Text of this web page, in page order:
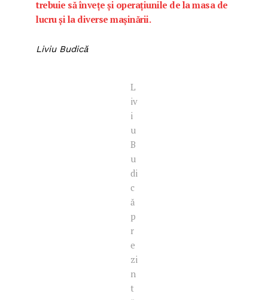
trebuie să înveţe şi operaţiunile de la masa de
lucru şi la diverse maşinării.
Liviu Budică
L
iv
i
u
B
u
di
c
ă
p
r
e
zi
n
t